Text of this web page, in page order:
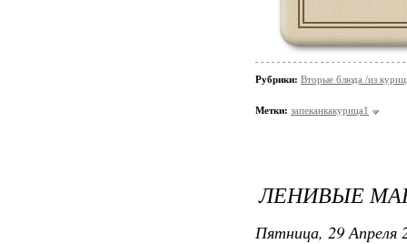
Рубрики: Вторые блюда /из
Метки: запеканкакурица1
ЛЕНИВЫЕ
Пятница, 29 Апреля